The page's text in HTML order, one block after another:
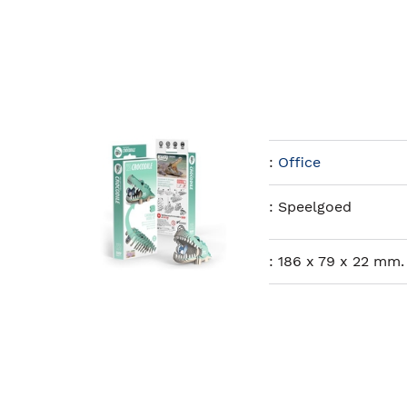
: Office
: Speelgoed
: 186 x 79 x 22 mm.